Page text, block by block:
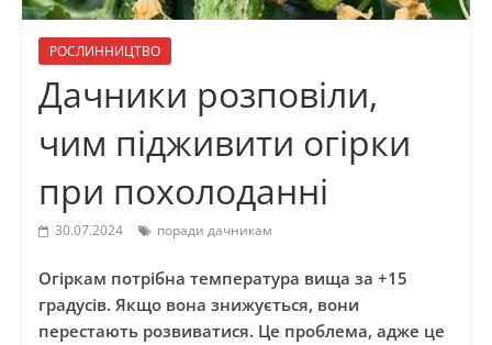
РОСЛИННИЦТВО
Дачники розповіли,
чим підживити огірки
при похолоданні
30.07.2024 поради дачникам
Огіркам потрібна температура вища за +15
градусів. Якщо вона знижується, вони
перестають розвиватися. Це проблема, адже це